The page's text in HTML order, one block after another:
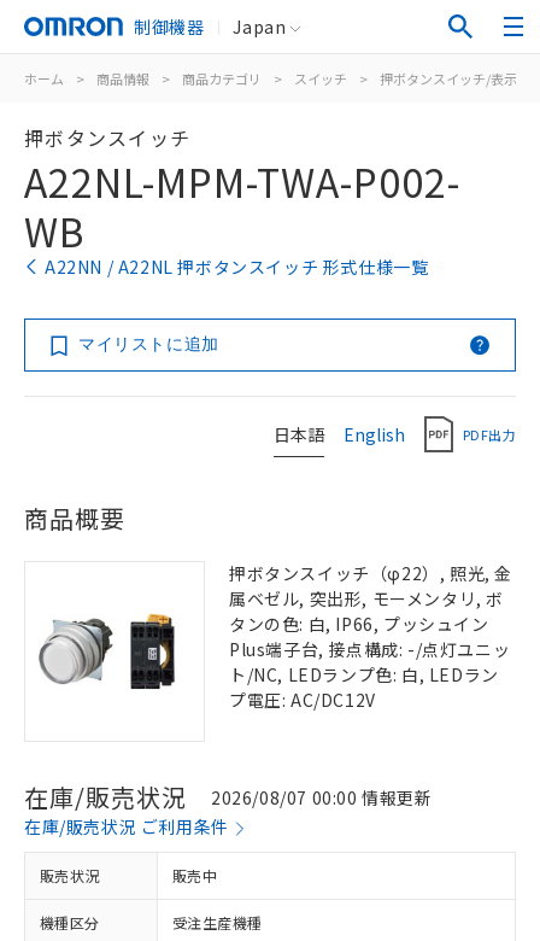
制御機器 Japan
ホーム > 商品情報 > 商品カテゴリ > スイッチ > 押ボタンスイッチ/表示灯
押ボタンスイッチ
A22NL-MPM-TWA-P002-
WB
A22NN / A22NL 押ボタンスイッチ 形式仕様一覧
マイリストに追加
日本語 English PDF出力
商品概要
押ボタンスイッチ（φ22）, 照光, 金
属ベゼル, 突出形, モーメンタリ, ボ
タンの色: 白, IP66, プッシュイン
Plus端子台, 接点構成: -/点灯ユニッ
ト/NC, LEDランプ色: 白, LEDラン
プ電圧: AC/DC12V
在庫/販売状況
2026/08/07 00:00 情報更新
在庫/販売状況 ご利用条件
販売状況 販売中
機種区分 受注生産機種